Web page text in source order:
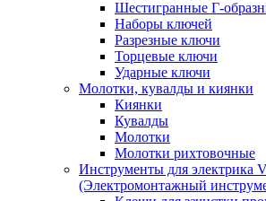
Шестигранные Г-
Наборы ключей
Разрезные ключи
Торцевые ключи
Ударные ключи
Молотки, кувалды и киянки
Киянки
Кувалды
Молотки
Молотки рихтовочные
Инструменты для электрика
(Электромонтажный